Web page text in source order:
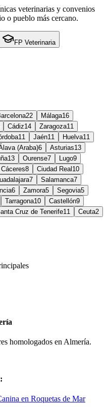
veterinarias y convenios
o pueblo más cercano.
FP Veterinaria
22 Málaga16
Cádiz14 Zaragoza11
11 Jaén11 Huelva11
(Araba)6 Asturias13
13 Ourense7 Lugo9
Cáceres8 Ciudad Real 10
7 Salamanca7
6 Zamora5 Segovia5
Tarragona10 Castellón9
Cruz de Tenerife11 Ceuta2
homologados en Almería.
:
en Roquetas de Mar